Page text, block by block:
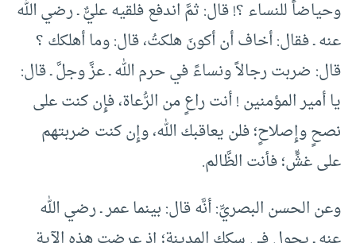
وحياضاً للنساء ؟! قال: ثمَّ اندفع فلقيه عليٌّ ـ رضي الله
عنه ـ فقال: أخاف أن أكونَ هلكتُ، قال: وما أهلكك ؟
قال: ضربت رجالاً ونساءً في حرم الله ـ عزَّ وجلَّ ـ قال:
يا أمير المؤمنين ! أنت راعٍ من الرُّعاة، فإِن كنت على
نصحٍ وإِصلاحٍ؛ فلن يعاقبك الله، وإِن كنت ضربتهم
على غشٍّ؛ فأنت الظَّالم.
وعن الحسن البصريِّ: أنَّه قال: بينما عمر ـ رضي الله